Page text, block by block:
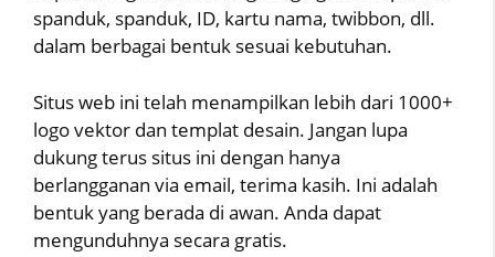
spanduk, spanduk, ID, kartu nama, twibbon, dll.
dalam berbagai bentuk sesuai kebutuhan.
Situs web ini telah menampilkan lebih dari 1000+
logo vektor dan templat desain. Jangan lupa
dukung terus situs ini dengan hanya
berlangganan via email, terima kasih. Ini adalah
bentuk yang berada di awan. Anda dapat
mengunduhnya secara gratis.